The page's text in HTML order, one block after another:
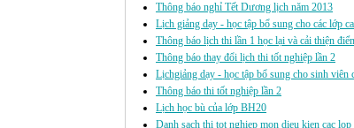
Thông báo nghỉ Tết Dương lịch năm 2013
Lịch giảng dạy - học tập bổ sung cho các lớp
Thông báo lịch thi lần 1 học lại và cải thiện
Thông báo thay đổi lịch thi tốt nghiệp lần 2
Lịchgiảng dạy - học tập bổ sung cho sinh
Thông báo thi tốt nghiệp lần 2
Lịch học bù của lớp BH20
Danh sach thi tot nghiep mon dieu kien cac